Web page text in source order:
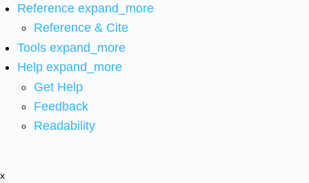
Reference expand_more
Reference & Cite
Tools expand_more
Help expand_more
Get Help
Feedback
Readability
x